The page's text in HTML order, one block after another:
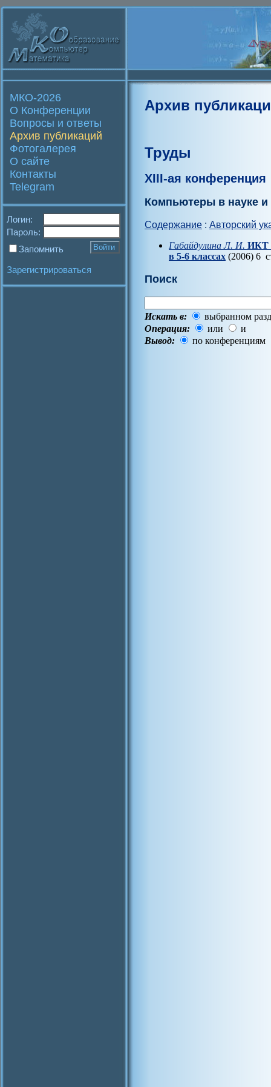
МКО-2026
О Конференции
Вопросы и ответы
Архив публикаций
Фотогалерея
О сайте
Контакты
Telegram
Логин:
Пароль:
Запомнить
Зарегистрироваться
Архив
Труды
XIII-ая конференция
Компьютеры в науке и
Содержание : Авторский
Габайдулина Л. И. ИКТ
в 5-6 классах (2006) 6
Поиск
Искать в:
выбранном
Операция:
или
и
Вывод:
по конференциям